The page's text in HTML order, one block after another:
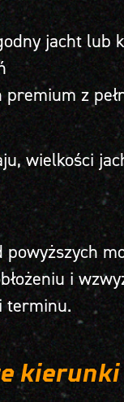
jacht lub
z
wielkości
i
terminu.
kierunki